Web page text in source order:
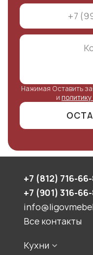
Нажимая Оставить
и
+7 (812) 716-
+7 (901) 316-
Все контакты
Кухни